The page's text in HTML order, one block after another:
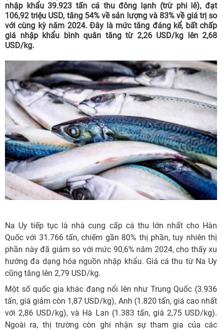
nhập khẩu 39.923 tấn cá thu đông lạnh (trừ phi lê), đạt
106,92 triệu USD, tăng 54% về sản lượng và 83% về giá trị so
với cùng kỳ năm 2024. Đây là mức tăng đáng kể, bất chấp
giá nhập khẩu bình quân tăng từ 2,26 USD/kg lên 2,68
USD/kg.
Na Uy tiếp tục là nhà cung cấp cá thu lớn nhất cho Hàn
Quốc với 31.766 tấn, chiếm gần 80% thị phần, tuy nhiên thị
phần này đã giảm so với mức 90,6% năm 2024, cho thấy xu
hướng đa dạng hóa nguồn nhập khẩu. Giá cá thu từ Na Uy
cũng tăng lên 2,79 USD/kg.
Một số quốc gia khác đang nổi lên như Trung Quốc (3.936
tấn, giá giảm còn 1,87 USD/kg), Anh (1.820 tấn, giá cao nhất
với 2,86 USD/kg), và Hà Lan (1.383 tấn, giá 2,75 USD/kg).
Ngoài ra, thị trường còn ghi nhận sự tham gia của các